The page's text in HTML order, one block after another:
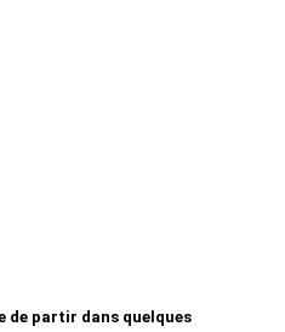
de partir dans quelques